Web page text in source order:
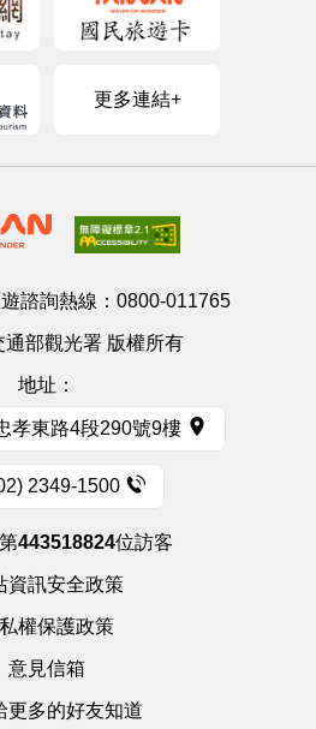
更多連結+
諮詢熱線： 0800-011765
通部觀光署 版權所有
地址：
孝東路4段290號9樓
2349-1500
443518824位訪客
資訊安全政策
權保護政策
意見信箱
更多的好友知道